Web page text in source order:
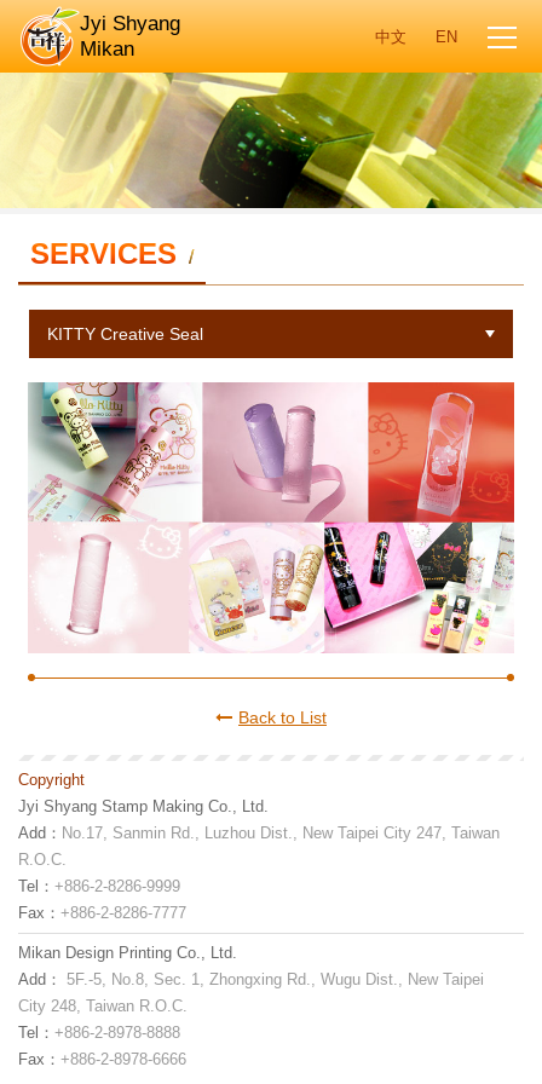
Jyi Shyang
Mikan
SERVICES /
KITTY Creative Seal
Back to List
Copyright
Jyi Shyang Stamp Making Co., Ltd.
Add： No.17, Sanmin Rd., Luzhou Dist., New Taipei City 247, Taiwan
R.O.C.
Tel： +886-2-8286-9999
Fax： +886-2-8286-7777
Mikan Design Printing Co., Ltd.
Add： 5F.-5, No.8, Sec. 1, Zhongxing Rd., Wugu Dist., New Taipei
City 248, Taiwan R.O.C.
Tel： +886-2-8978-8888
Fax： +886-2-8978-6666